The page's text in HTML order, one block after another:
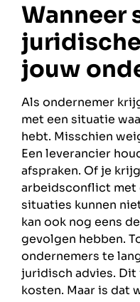
Wanneer
jouw
Als ondernemer
met een situatie
hebt. Misschien
Een leverancier
afspraken. Of je
arbeidsconflict met
situaties kunnen
kan ook nog eens
gevolgen hebben.
ondernemers te
juridisch advies. Dit
kosten. Maar is dat